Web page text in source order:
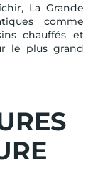
La Grande
comme
chauffés et
le plus grand